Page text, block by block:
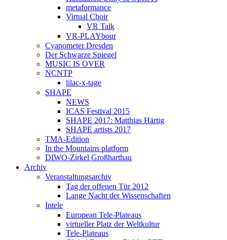
metaformance
Virtual Choir
VR Talk
VR-PLAYbour
Cyanometer Dresden
Der Schwarze Spiegel
MUSIC IS OVER
NCNTP
lilac-x-tage
SHAPE
NEWS
ICAS Festival 2015
SHAPE 2017: Matthias Härtig
SHAPE artists 2017
TMA-Edition
In the Mountains platform
DIWO-Zirkel Großharthau
Archiv
Veranstaltungsarchiv
Tag der offenen Tür 2012
Lange Nacht der Wissenschaften
Intele
European Tele-Plateaus
virtueller Platz der Weltkultur
Tele-Plateaus